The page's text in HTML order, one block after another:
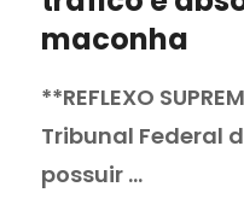
maconha
**REFLEXO
Tribunal Federal
possuir ...